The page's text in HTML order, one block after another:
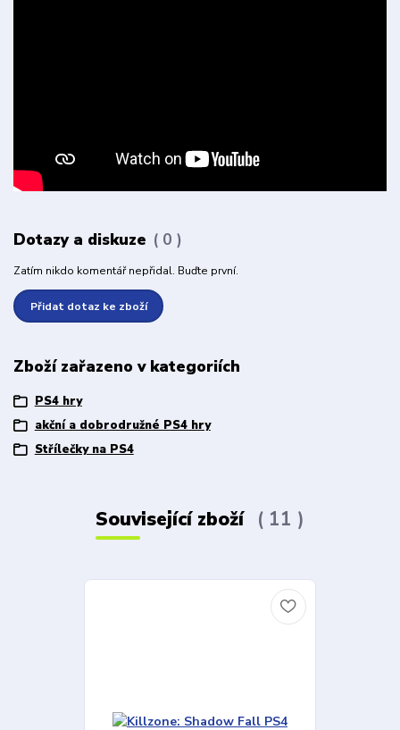
Dotazy a diskuze 0
Zatím nikdo komentář nepřidal. Buďte první.
Přidat dotaz ke zboží
Zboží zařazeno v kategoriích
PS4 hry
akční a dobrodružné PS4 hry
Střílečky na PS4
Související zboží 11